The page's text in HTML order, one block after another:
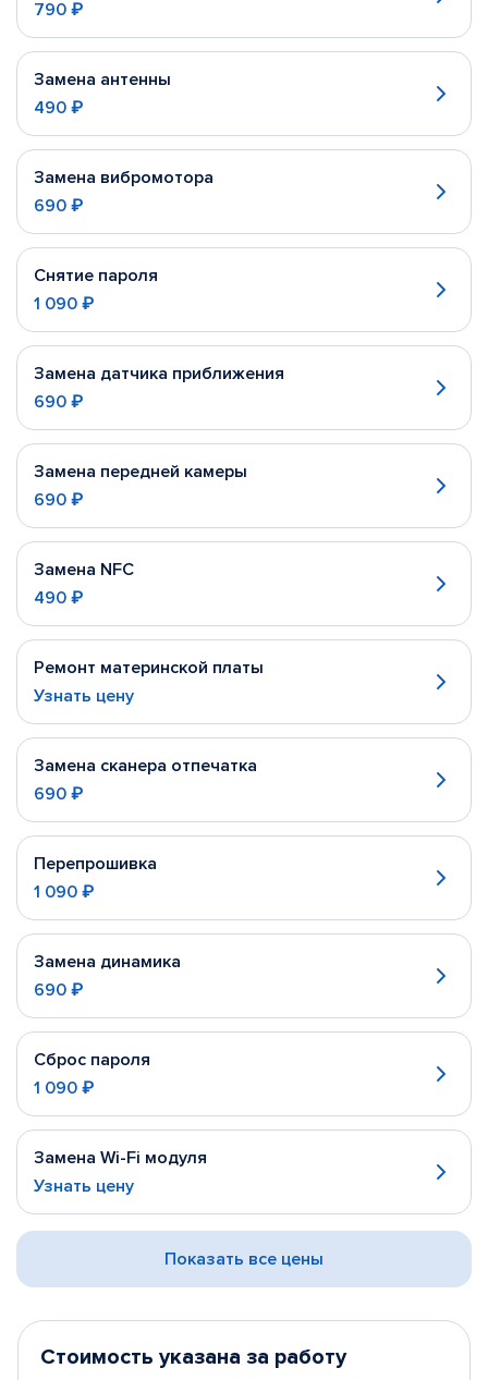
790 ₽
Замена антенны
490 ₽
Замена вибромотора
690 ₽
Снятие пароля
1 090 ₽
Замена датчика приближения
690 ₽
Замена передней камеры
690 ₽
Замена NFC
490 ₽
Ремонт материнской платы
Узнать цену
Замена сканера отпечатка
690 ₽
Перепрошивка
1 090 ₽
Замена динамика
690 ₽
Сброс пароля
1 090 ₽
Замена Wi-Fi модуля
Узнать цену
Показать все цены
Стоимость указана за работу